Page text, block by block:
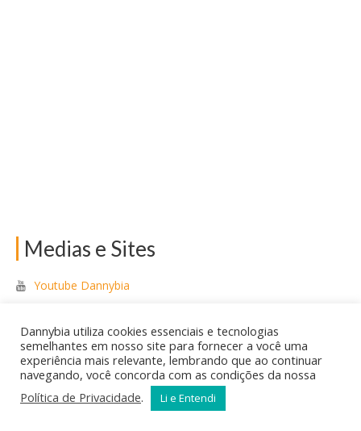
Medias e Sites
Youtube Dannybia
Tricolor Notícias Hoje
Dannybia utiliza cookies essenciais e tecnologias
semelhantes em nosso site para fornecer a você uma
experiência mais relevante, lembrando que ao continuar
navegando, você concorda com as condições da nossa
Política de Privacidade. Li e Entendi